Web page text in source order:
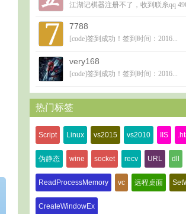
江湖记棋器注册不了，收到联糸qq
7788
[code]签到成功！签到时间：2016...
very168
[code]签到成功！签到时间：2016...
热门标签
Script Linux vs2015 vs2010 IIS
伪静态 wine socket recv URL dll
ReadProcessMemory vc 远程桌面
CreateWindowEx